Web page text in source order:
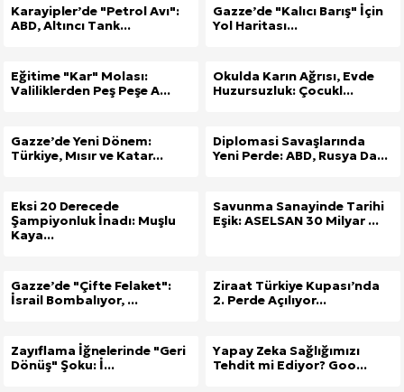
Karayipler’de "Petrol Avı":
ABD, Altıncı Tank...
Gazze’de "Kalıcı Barış" İçin
Yol Haritası...
Eğitime "Kar" Molası:
Valiliklerden Peş Peşe A...
Okulda Karın Ağrısı, Evde
Huzursuzluk: Çocukl...
Gazze’de Yeni Dönem:
Türkiye, Mısır ve Katar...
Diplomasi Savaşlarında
Yeni Perde: ABD, Rusya Da...
Eksi 20 Derecede
Şampiyonluk İnadı: Muşlu
Kaya...
Savunma Sanayinde Tarihi
Eşik: ASELSAN 30 Milyar ...
Gazze’de "Çifte Felaket":
İsrail Bombalıyor, ...
Ziraat Türkiye Kupası’nda
2. Perde Açılıyor...
Zayıflama İğnelerinde "Geri
Dönüş" Şoku: İ...
Yapay Zeka Sağlığımızı
Tehdit mi Ediyor? Goo...